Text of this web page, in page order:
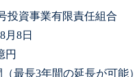
業有限責任組合
8日
3年間の延長が可能）